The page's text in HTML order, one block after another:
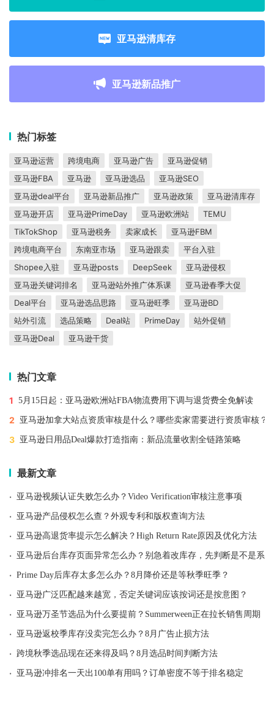
亚马逊清库存
亚马逊新品推广
热门标签
亚马逊运营 跨境电商 亚马逊广告
亚马逊促销
亚马逊FBA
亚马逊 亚马逊选品
亚马逊SEO
亚马逊deal平台
亚马逊新品推广 亚马逊政策
亚马逊清库存
亚马逊开店
亚马逊PrimeDay 亚马逊欧洲站
TEMU
TikTokShop
亚马逊税务 卖家成长
亚马逊FBM
跨境电商平台
东南亚市场 亚马逊跟卖
平台入驻
Shopee入驻
亚马逊posts DeepSeek
亚马逊侵权
亚马逊关键词排名
亚马逊站外推广体系课
亚马逊春季大促
Deal平台
亚马逊选品思路 亚马逊旺季
亚马逊BD
站外引流
选品策略 Deal站 PrimeDay
站外促销
亚马逊Deal
亚马逊干货
热门文章
1 5月15日起：亚马逊欧洲站FBA物流费用下调与退货费全免解读
2 亚马逊加拿大站点资质审核是什么？哪些卖家需要进行资质审核？
3 亚马逊日用品Deal爆款打造指南：新品流量收割全链路策略
最新文章
· 亚马逊视频认证失败怎么办？Video Verification审核注意事项
· 亚马逊产品侵权怎么查？外观专利和版权查询方法
· 亚马逊高退货率提示怎么解决？High Return Rate原因及优化方法
· 亚马逊后台库存页面异常怎么办？别急着改库存，先判断是不是系
· Prime Day后库存太多怎么办？8月降价还是等秋季旺季？
· 亚马逊广泛匹配越来越宽，否定关键词应该按词还是按意图？
· 亚马逊万圣节选品为什么要提前？Summerween正在拉长销售周期
· 亚马逊返校季库存没卖完怎么办？8月广告止损方法
· 跨境秋季选品现在还来得及吗？8月选品时间判断方法
· 亚马逊冲排名一天出100单有用吗？订单密度不等于排名稳定